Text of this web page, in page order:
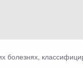
болезнях,